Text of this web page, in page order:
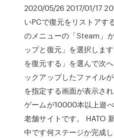
2020/05/26 2017/01/17
いPCで復元をリストアす
のメニューの「Steam」
ップと復元」を選択しま
を復元する」を選んで次
ックアップしたファイル
を指定する画面が表示さ
ゲームが10000本以上遊
老舗サイトです。 HATO
中です何ステージか完成